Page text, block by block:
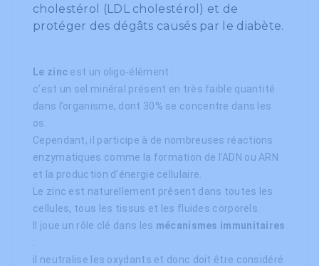
cholestérol (LDL cholestérol) et de
protéger des dégâts causés par le diabète.
Le zinc est un oligo-élément :
c’est un sel minéral présent en très faible quantité
dans l’organisme, dont 30% se concentre dans les
os.
Cependant, il participe à de nombreuses réactions
enzymatiques comme la formation de l’ADN ou ARN
et la production d’énergie cellulaire.
Le zinc est naturellement présent dans toutes les
cellules, tous les tissus et les fluides corporels.
Il joue un rôle clé dans les mécanismes immunitaires
:
il neutralise les oxydants et donc doit être considéré